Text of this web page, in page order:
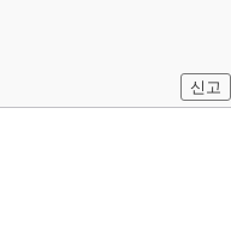
신고